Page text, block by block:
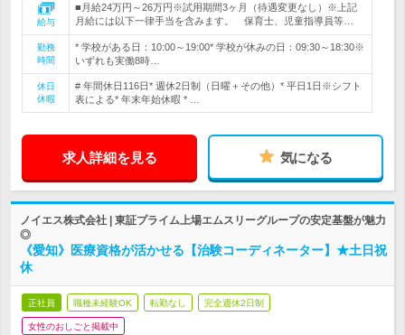
給与
■月給24万円～26万円※試用期間3ヶ月（待遇変更なし）※上記
月給には以下一律手当を含みます。 保育士、児童指導員等…
勤務
時間
* 学校がある日：10:00～19:00* 学校が休みの日：09:30～18:30※
いずれも実働8時…
休日
休暇
# 年間休日116日* 週休2日制（日曜＋その他）* 平日1日※シフト
表による* 年末年始休暇 * …
求人詳細を見る 気になる
ノイエス株式会社 | 東証プライム上場エムスリーグループの安定基盤が魅力
◎
《愛知》医療資格が活かせる【治験コーディネーター】★土日祝
休
正社員 職種未経験OK 転勤なし 完全週休2日制
女性のおしごと掲載中